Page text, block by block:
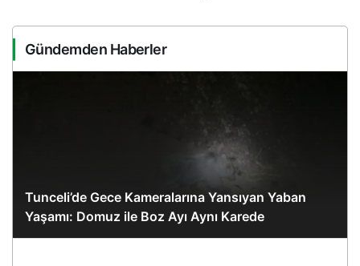
Gündemden Haberler
Tunceli’de Gece Kameralarına Yansıyan Yaban
Yaşamı: Domuz ile Boz Ayı Aynı Karede